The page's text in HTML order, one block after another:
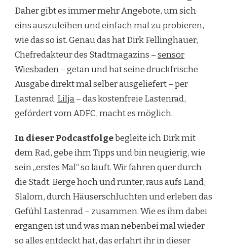
MAL
LASTENFAHRRAD
FAHREN
LILJA,
DEM
LEIH-
LASTENRAD
Daher gibt es immer mehr Angebote, um sich
eins auszuleihen und einfach mal zu probieren,
wie das so ist. Genau das hat Dirk Fellinghauer,
Chefredakteur des Stadtmagazins –sensor
Wiesbaden– getan und hat seine druckfrische
Ausgabe direkt mal selber ausgeliefert – per
Lastenrad. Lilja– das kostenfreie Lastenrad,
gefördert vom ADFC, macht es möglich.
In dieser Podcastfolgebegleite ich Dirk mit
dem Rad, gebe ihm Tipps und bin neugierig, wie
sein „erstes Mal“ so läuft. Wir fahren quer durch
die Stadt. Berge hoch und runter, raus aufs Land,
Slalom, durch Häuserschluchten und erleben das
Gefühl Lastenrad – zusammen. Wie es ihm dabei
ergangen ist und was man nebenbei mal wieder
so alles entdeckt hat, das erfahrt ihr in dieser